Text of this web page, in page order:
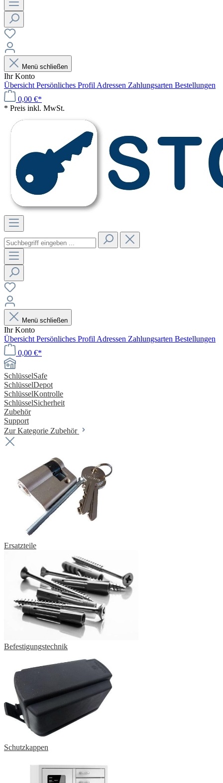
Menü schließen
Ihr Konto
Übersicht Persönliches Profil Adressen Zahlungsarten Bestellungen
0,00 €*
* Preis inkl. MwSt.
Menü schließen
Ihr Konto
Übersicht Persönliches Profil Adressen Zahlungsarten Bestellungen
0,00 €*
SchlüsselSafe
SchlüsselDepot
SchlüsselKontrolle
SchlüsselSicherheit
Zubehör
Support
Zur Kategorie Zubehör
Ersatzteile
Befestigungstechnik
Schutzkappen